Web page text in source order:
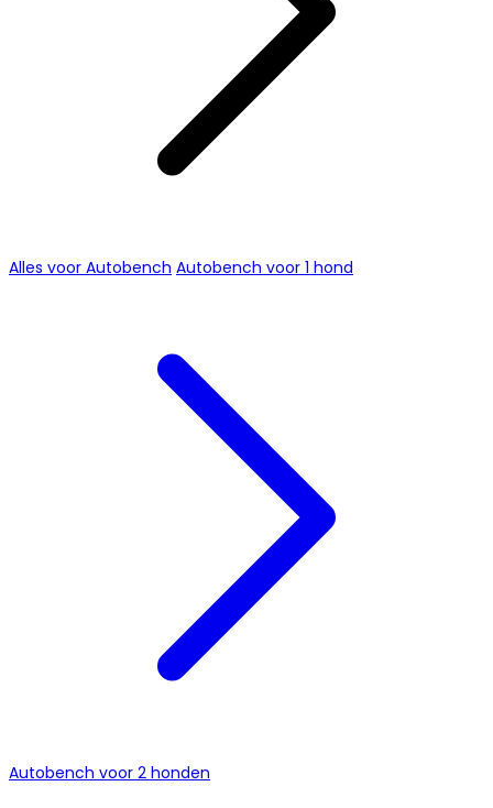
Alles voor Autobench Autobench voor 1 hond
Autobench voor 2 honden